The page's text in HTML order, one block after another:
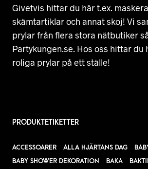
Givetvis hittar du här t.ex.
skämtartiklar och annat skoj! Vi
prylar från flera stora nätbutiker
Partykungen.se. Hos oss hittar du
roliga prylar på ett ställe!
PRODUKTETIKETTER
ACCESSOARER ALLA HJÄRTANS DAG
BABY SHOWER DEKORATION
BAKA